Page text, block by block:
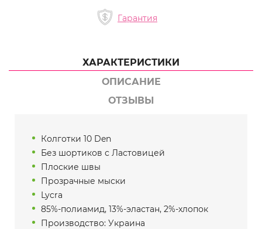
Гарантия
ХАРАКТЕРИСТИКИ
ОПИСАНИЕ
ОТЗЫВЫ
Колготки 10 Den
Без шортиков с Ластовицей
Плоские швы
Прозрачные мыски
Lycra
85%-полиамид, 13%-эластан, 2%-хлопок
Производство: Украина